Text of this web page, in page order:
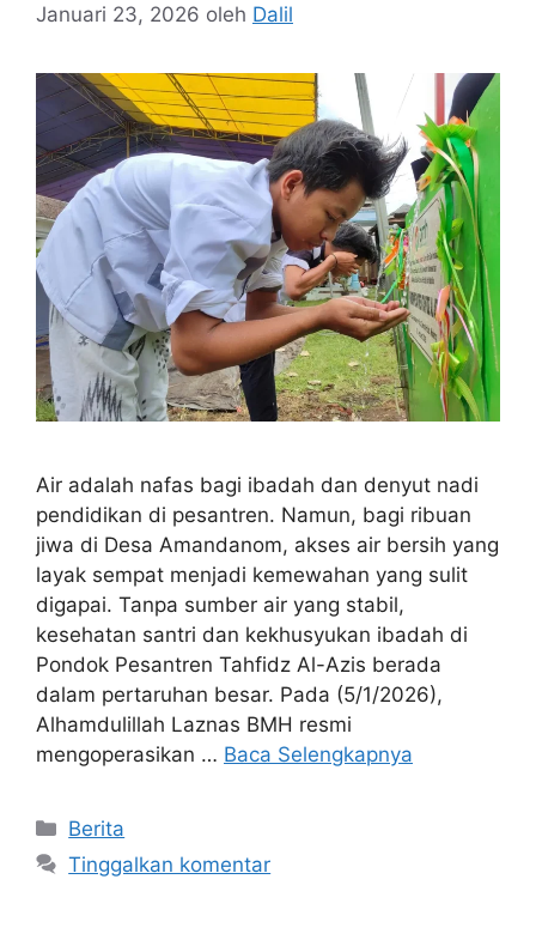
Januari 23, 2026 oleh Dalil
Air adalah nafas bagi ibadah dan denyut nadi
pendidikan di pesantren. Namun, bagi ribuan
jiwa di Desa Amandanom, akses air bersih yang
layak sempat menjadi kemewahan yang sulit
digapai. Tanpa sumber air yang stabil,
kesehatan santri dan kekhusyukan ibadah di
Pondok Pesantren Tahfidz Al-Azis berada
dalam pertaruhan besar. Pada (5/1/2026),
Alhamdulillah Laznas BMH resmi
mengoperasikan … Baca Selengkapnya
Kategori
Berita
Tinggalkan komentar